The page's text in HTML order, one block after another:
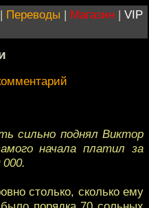
| Переводы | Магазин | VIP
сильно поднял Виктор
начала платил за
столько, сколько ему